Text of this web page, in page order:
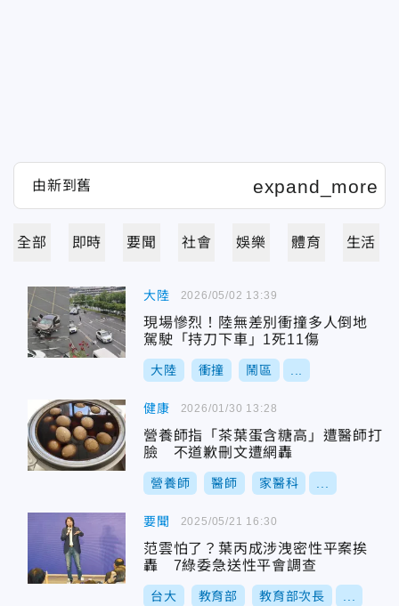
全部 即時 要聞 社會 娛樂 體育 生活
大陸
現場慘烈！陸無差別衝撞多人倒地
駕駛「持刀下車」1死11傷
大陸 衝撞 鬧區
2026/05/02 13:39
健康
營養師指「茶葉蛋含糖高」遭醫師打
臉 不道歉刪文遭網轟
營養師 醫師 家醫科
2026/01/30 13:28
要聞
范雲怕了？葉丙成涉洩密性平案挨
轟 7綠委急送性平會調查
台大 教育部 教育部次長
2025/05/21 16:30